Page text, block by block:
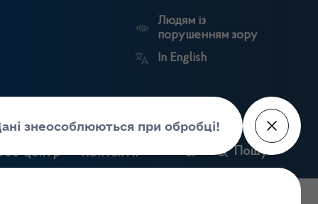
Людям із
порушенням зору
In English
центр Контакти Пошук